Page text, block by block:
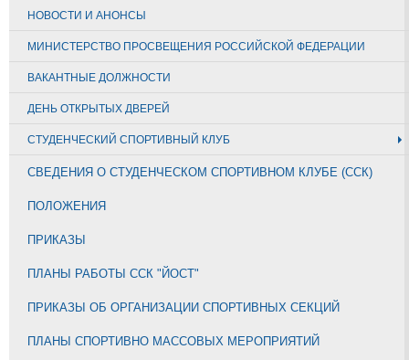
НОВОСТИ И АНОНСЫ
МИНИСТЕРСТВО ПРОСВЕЩЕНИЯ РОССИЙСКОЙ ФЕДЕРАЦИИ
ВАКАНТНЫЕ ДОЛЖНОСТИ
ДЕНЬ ОТКРЫТЫХ ДВЕРЕЙ
СТУДЕНЧЕСКИЙ СПОРТИВНЫЙ КЛУБ
СВЕДЕНИЯ О СТУДЕНЧЕСКОМ СПОРТИВНОМ КЛУБЕ (ССК)
ПОЛОЖЕНИЯ
ПРИКАЗЫ
ПЛАНЫ РАБОТЫ ССК "ЙОСТ"
ПРИКАЗЫ ОБ ОРГАНИЗАЦИИ СПОРТИВНЫХ СЕКЦИЙ
ПЛАНЫ СПОРТИВНО МАССОВЫХ МЕРОПРИЯТИЙ